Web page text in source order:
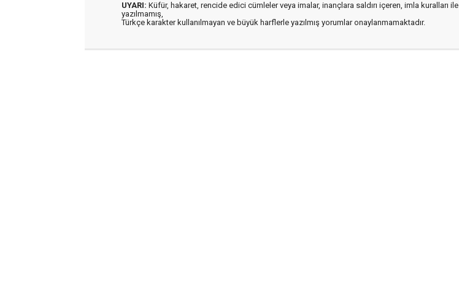
UYARI: Küfür, hakaret, rencide edici cümleler veya imalar, inançlara saldırı içeren, imla kuralları ile
yazılmamış,
Türkçe karakter kullanılmayan ve büyük harflerle yazılmış yorumlar onaylanmamaktadır.